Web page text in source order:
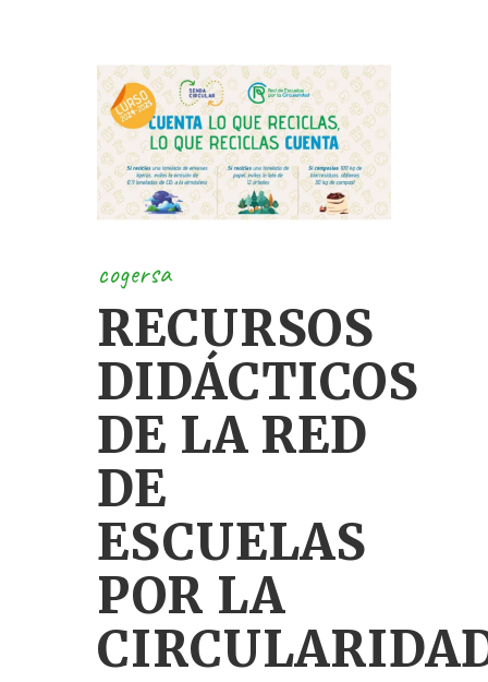
cogersa
RECURSOS
DIDÁCTICOS
DE LA RED
DE
ESCUELAS
POR LA